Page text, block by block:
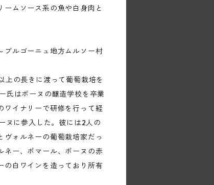
ームソース系の魚や白身肉と
ブルゴーニュ地方ムルソー村
上の長きに渡って葡萄栽培を
氏はボーヌの醸造学校を卒業
ワイナリーで研修を行って経
ヌに参入した。彼には2人の
ォルネーの葡萄栽培家だっ
ネー、ポマール、ボーヌの赤
の白ワインを造っており所有